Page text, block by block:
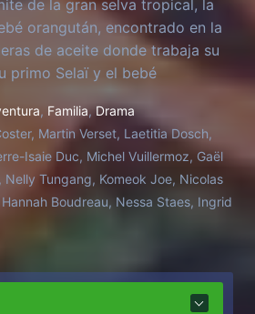
de la gran selva tropical, la
orangután, encontrado en la
de aceite donde trabaja su
primo Selaï y el bebé
que le permitirá conectar
, Familia,Drama
Martin Verset, Laetitia Dosch,
Isaie Duc, Michel Vuillermoz, Gaël
Nelly Tungang, Komeok Joe, Nicolas
Boudreau, Nessa Staes, Ingrid